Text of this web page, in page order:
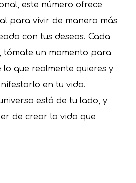
este número ofrece
para vivir de manera más
con tus deseos. Cada
tómate un momento para
que realmente quieres y
en tu vida.
está de tu lado, y
de crear la vida que